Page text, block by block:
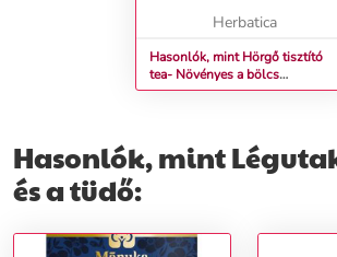
Herbatica
Hasonlók, mint Hörgő tisztító
tea- Növényes a bölcs
erdésznőnél - 50g
Hasonlók, mint
és a tüdő: